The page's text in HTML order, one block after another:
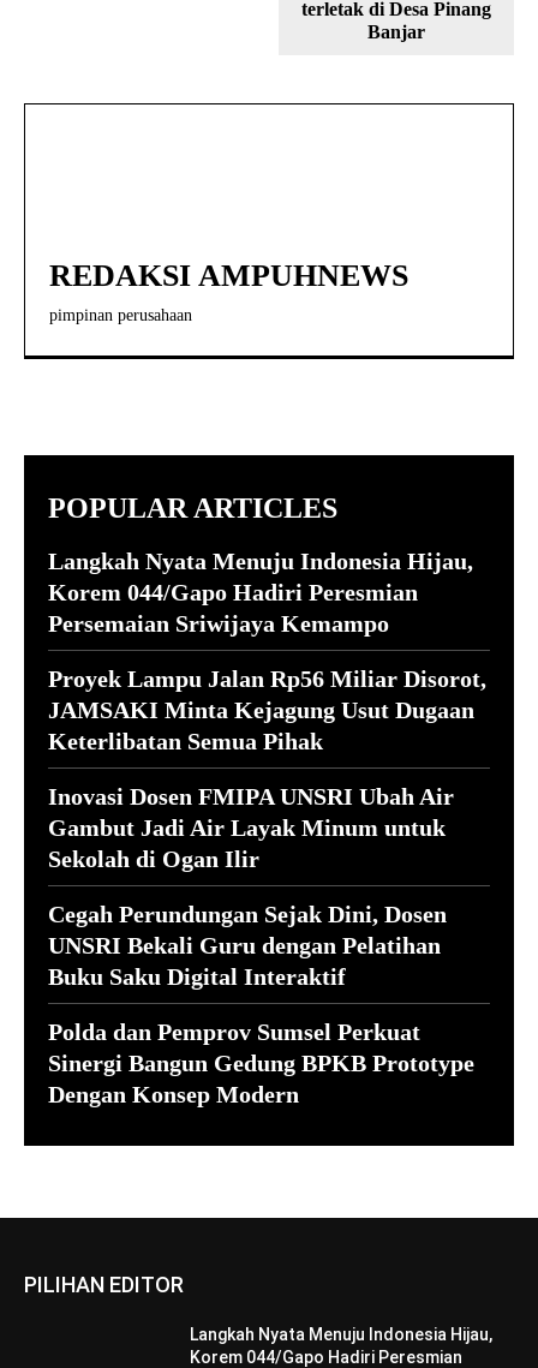
terletak di Desa Pinang
Banjar
REDAKSI AMPUHNEWS
pimpinan perusahaan
POPULAR ARTICLES
Langkah Nyata Menuju Indonesia Hijau,
Korem 044/Gapo Hadiri Peresmian
Persemaian Sriwijaya Kemampo
Proyek Lampu Jalan Rp56 Miliar Disorot,
JAMSAKI Minta Kejagung Usut Dugaan
Keterlibatan Semua Pihak
Inovasi Dosen FMIPA UNSRI Ubah Air
Gambut Jadi Air Layak Minum untuk
Sekolah di Ogan Ilir
Cegah Perundungan Sejak Dini, Dosen
UNSRI Bekali Guru dengan Pelatihan
Buku Saku Digital Interaktif
Polda dan Pemprov Sumsel Perkuat
Sinergi Bangun Gedung BPKB Prototype
Dengan Konsep Modern
PILIHAN EDITOR
Langkah Nyata Menuju Indonesia Hijau,
Korem 044/Gapo Hadiri Peresmian